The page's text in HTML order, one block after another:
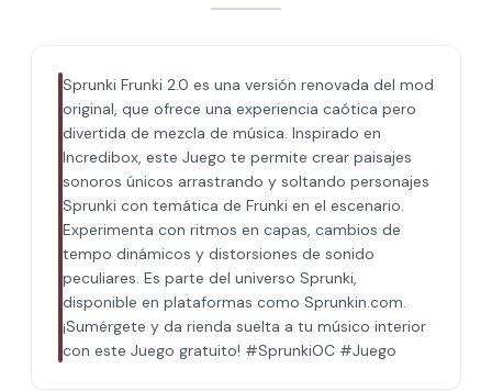
Sprunki Frunki 2.0 es una versión renovada del mod
original, que ofrece una experiencia caótica pero
divertida de mezcla de música. Inspirado en
Incredibox, este Juego te permite crear paisajes
sonoros únicos arrastrando y soltando personajes
Sprunki con temática de Frunki en el escenario.
Experimenta con ritmos en capas, cambios de
tempo dinámicos y distorsiones de sonido
peculiares. Es parte del universo Sprunki,
disponible en plataformas como Sprunkin.com.
¡Sumérgete y da rienda suelta a tu músico interior
con este Juego gratuito! #SprunkiOC #Juego